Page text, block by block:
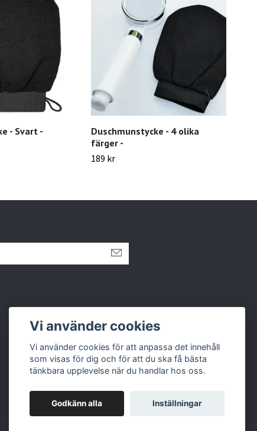
- Svart -
Duschmunstycke - 4 olika
färger -
189 kr
Vi använder cookies
Vi använder cookies för att anpassa det innehåll
som visas för dig och för att du ska få bästa
tänkbara upplevelse när du handlar hos oss.
Godkänn alla Inställningar